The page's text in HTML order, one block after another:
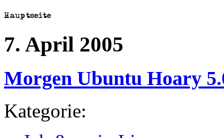
7. April 2005
Morgen Ubuntu Hoary
Kategorie: